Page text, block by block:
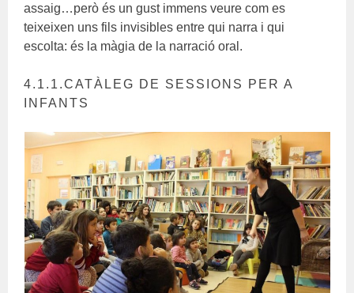
assaig…però és un gust immens veure com es
teixeixen uns fils invisibles entre qui narra i qui
escolta: és la màgia de la narració oral.
4.1.1.CATÀLEG DE SESSIONS PER A
INFANTS